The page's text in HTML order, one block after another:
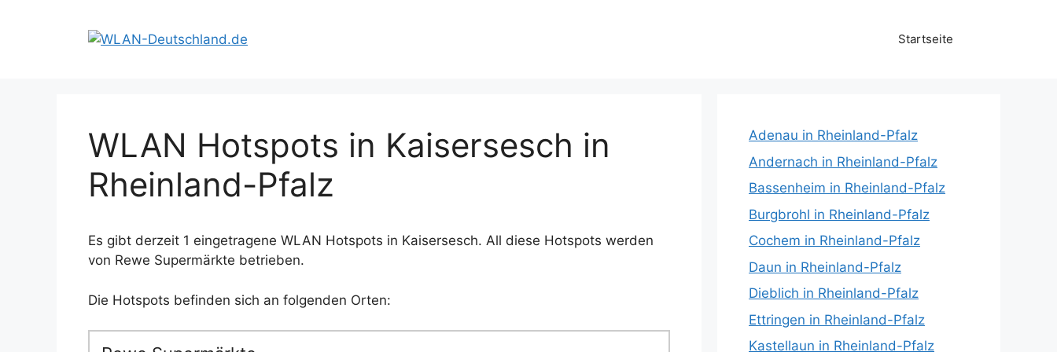
Startseite
WLAN Hotspots in Kaisersesch in
Rheinland-Pfalz
Es gibt derzeit 1 eingetragene WLAN Hotspots in Kaisersesch. All diese Hotspots werden
von Rewe Supermärkte betrieben.
Die Hotspots befinden sich an folgenden Orten:
Adenau in Rheinland-Pfalz
Andernach in Rheinland-Pfalz
Bassenheim in Rheinland-Pfalz
Burgbrohl in Rheinland-Pfalz
Cochem in Rheinland-Pfalz
Daun in Rheinland-Pfalz
Dieblich in Rheinland-Pfalz
Ettringen in Rheinland-Pfalz
Kastellaun in Rheinland-Pfalz